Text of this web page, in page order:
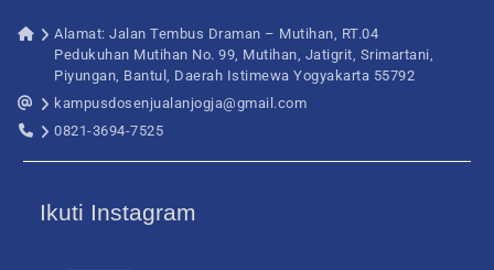
Alamat: Jalan Tembus Draman – Mutihan, RT.04
Pedukuhan Mutihan No. 99, Mutihan, Jatigrit, Srimartani,
Piyungan, Bantul, Daerah Istimewa Yogyakarta 55792
kampusdosenjualanjogja@gmail.com
0821-3694-7525
Ikuti Instagram